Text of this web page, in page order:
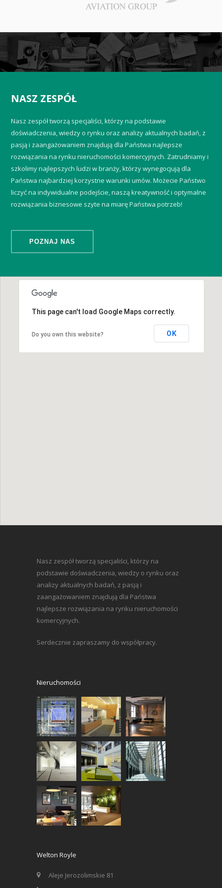
NASZ ZESPÓŁ
Nasz zespół tworzą specjaliści, którzy na podstawie
doświadczenia, wiedzy o rynku oraz analizy aktualnych badań, z
pasją i zaangażowaniem znajdują dla Państwa najlepsze
rozwiązania na rynku nieruchomości komercyjnych. Zatrudniamy i
szkolimy najlepszych ludzi w branży, którzy wynegocjują dla
Państwa najbardziej korzystne warunki umów. Możecie Państwo
liczyć na indywidualne podejście, naszą kreatywność i optymalne
rozwiązania biznesowe szyte na miarę Państwa potrzeb!
POZNAJ NAS
This page can't load Google Maps correctly.
Do you own this website? OK
Nasz zespół tworzą specjaliści, którzy na
podstawie doświadczenia, wiedzy o rynku oraz
analizy aktualnych badań, z pasją i
zaangażowaniem znajdują dla Państwa
najlepsze rozwiązania na rynku nieruchomości
komercyjnych.
Serdecznie zapraszamy do współpracy.
Nieruchomości
Welton Royle
Aleje Jerozolimskie 81